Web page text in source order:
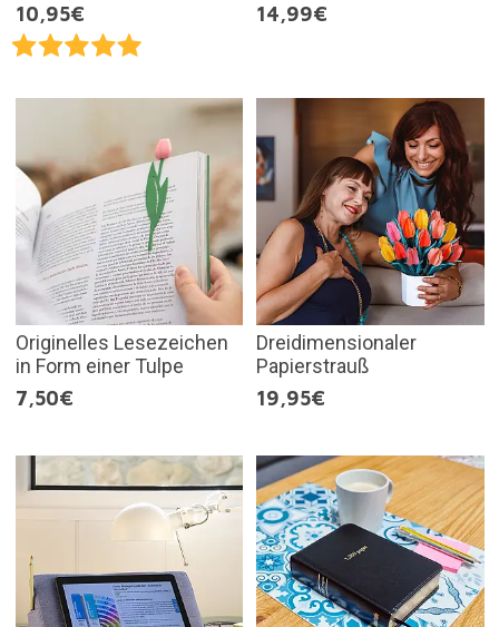
10,95€
14,99€
Originelles Lesezeichen
in Form einer Tulpe
7,50€
Dreidimensionaler
Papierstrauß
19,95€